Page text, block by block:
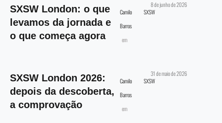
SXSW London: o que
levamos da jornada e
o que começa agora
Camilo
Barros
em
SXSW
8 de junho de 2026
SXSW London 2026:
depois da descoberta,
a comprovação
Camilo
Barros
em
SXSW
31 de maio de 2026